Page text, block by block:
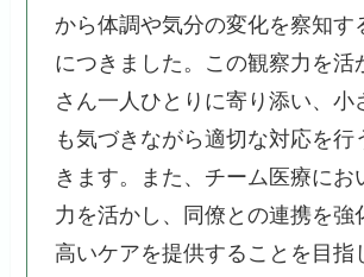
から体調や気分の変化を察知す
につきました。この観察力を活
さん一人ひとりに寄り添い、小
も気づきながら適切な対応を行
きます。また、チーム医療にお
力を活かし、同僚との連携を強
高いケアを提供することを目指